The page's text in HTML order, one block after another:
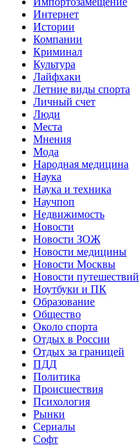
Интернет
Истории
Компании
Криминал
Культура
Лайфхаки
Летние виды спорта
Личный счет
Люди
Места
Мнения
Мода
Народная медицина
Наука
Наука и техника
Научпоп
Недвижимость
Новости
Новости ЗОЖ
Новости медицины
Новости Москвы
Новости путешествий
Ноутбуки и ПК
Образование
Общество
Около спорта
Отдых в России
Отдых за границей
ПДД
Политика
Происшествия
Психология
Рынки
Сериалы
Софт